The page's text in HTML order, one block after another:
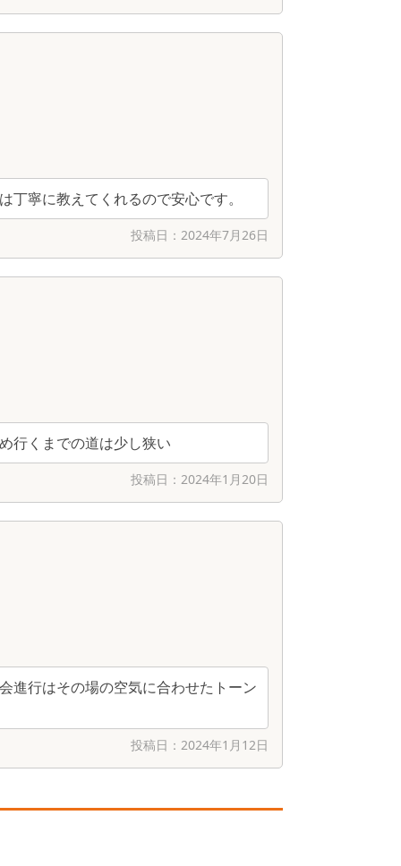
寧に教えてくれるので安心です。
投稿日： 2024年7月26日
行くまでの道は少し狭い
投稿日： 2024年1月20日
進行はその場の空気に合わせたトーン
投稿日： 2024年1月12日